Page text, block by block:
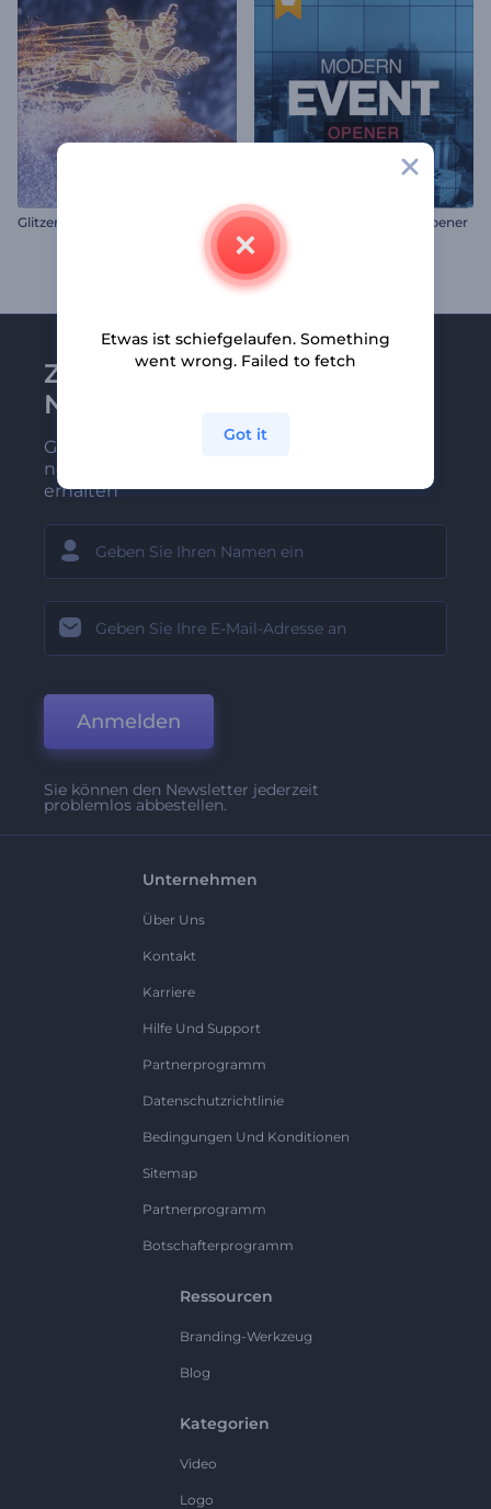
Glitzernde Schneeflocke Intro Moderner Veranstaltungsopener
Zu Renderforest-
Newsletter anmelden
Gehören Sie zu den Ersten, die unsere
neuesten Nachrichten und Angebote
erhalten
Anmelden
Sie können den Newsletter jederzeit
problemlos abbestellen.
Unternehmen
Über Uns
Kontakt
Karriere
Hilfe Und Support
Partnerprogramm
Datenschutzrichtlinie
Bedingungen Und Konditionen
Sitemap
Partnerprogramm
Botschafterprogramm
Ressourcen
Branding-Werkzeug
Blog
Kategorien
Video
Logo
Etwas ist schiefgelaufen. Something
went wrong. Failed to fetch
Got it